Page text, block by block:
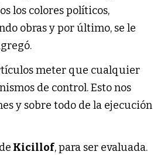
los colores políticos,
obras y por último, se le
meter que cualquier
de control. Esto nos
y sobre todo de la ejecución
Kicillof, para ser evaluada.